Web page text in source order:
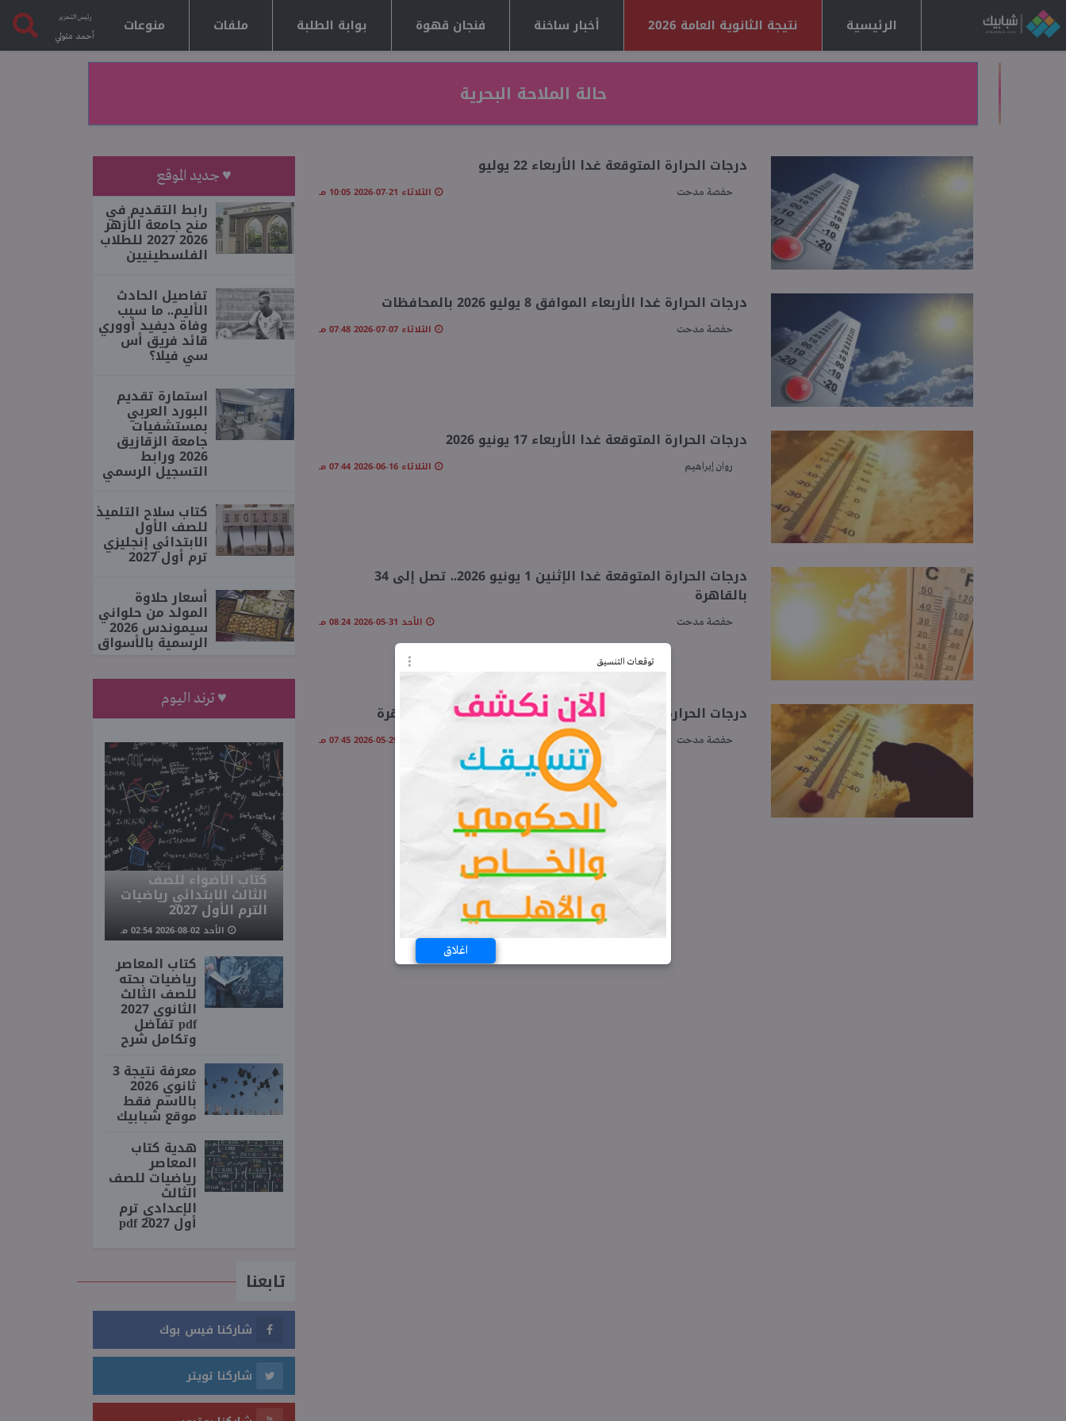
توقعات التنسيق
اغلاق
الرئيسية نتيجة الثانوية العامة 2026 أخبار ساخنة فنجان قهوة بوابة الطلبة ملفات منوعات رئيس التحرير
أحمد متولي
حالة الملاحة البحرية
درجات الحرارة المتوقعة غدا الأربعاء 22 يوليو
حفصة مدحت الثلاثاء 21-07-2026 10:05 مـ
درجات الحرارة غدا الأربعاء الموافق 8 يوليو 2026 بالمحافظات
حفصة مدحت الثلاثاء 07-07-2026 07:48 مـ
درجات الحرارة المتوقعة غدا الأربعاء 17 يونيو 2026
روان إبراهيم الثلاثاء 16-06-2026 07:44 مـ
درجات الحرارة المتوقعة غدا الإثنين 1 يونيو 2026.. تصل إلى 34
بالقاهرة
حفصة مدحت الأحد 31-05-2026 08:24 مـ
درجات الحرارة غدا السبت 30 مايو 2026.. تصل إلى 33 بالقاهرة
حفصة مدحت
♥ جديد الموقع
رابط التقديم في
منح جامعة الأزهر
2026 2027 للطلاب
الفلسطينيين
تفاصيل الحادث
الأليم.. ما سبب
وفاة ديفيد أووري
قائد فريق أس
سي فيلا؟
استمارة تقديم
البورد العربي
بمستشفيات
جامعة الزقازيق
2026 ورابط
التسجيل الرسمي
كتاب سلاح التلميذ
للصف الأول
الابتدائي إنجليزي
ترم أول 2027
أسعار حلاوة
المولد من حلواني
سيموندس 2026
الرسمية بالأسواق
♥ ترند اليوم
كتاب الأضواء للصف
الثالث الابتدائي رياضيات
الترم الأول 2027
الأحد 02-08-2026 02:54 مـ
كتاب المعاصر
رياضيات بحته
للصف الثالث
الثانوي 2027
pdf تفاضل
وتكامل شرح
معرفة نتيجة 3
ثانوي 2026
بالاسم فقط
موقع شبابيك
هدية كتاب
المعاصر
رياضيات للصف
الثالث
الإعدادي ترم
أول 2027 pdf
تابعنا
شاركنا فيس بوك
شاركنا تويتر